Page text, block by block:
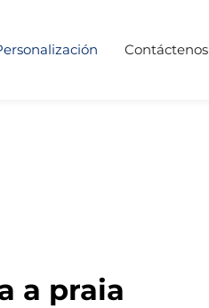
Contáctenos
a praia